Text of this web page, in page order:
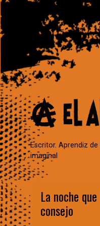
Escritor. Aprendiz
imaginal
La noche
consejo